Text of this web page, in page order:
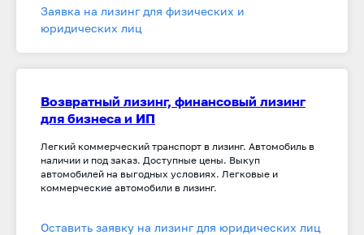
Заявка на лизинг для физических и
юридических лиц
Возвратный лизинг, финансовый лизинг
для бизнеса и ИП
Легкий коммерческий транспорт в лизинг. Автомобиль в
наличии и под заказ. Доступные цены. Выкуп
автомобилей на выгодных условиях. Легковые и
коммерческие автомобили в лизинг.
Оставить заявку на лизинг для юридических лиц